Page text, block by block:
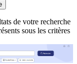
de votre recherche
sous les critères